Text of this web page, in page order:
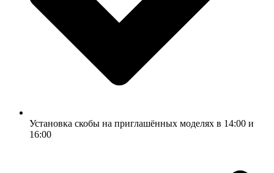
Установка скобы на приглашённых моделях в 14:00 и
16:00